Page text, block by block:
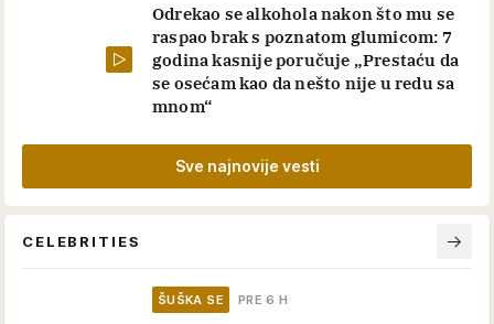
Odrekao se alkohola nakon što mu se
raspao brak s poznatom glumicom: 7
godina kasnije poručuje „Prestaću da
se osećam kao da nešto nije u redu sa
mnom“
Sve najnovije vesti
CELEBRITIES
ŠUŠKA SE PRE 6 H